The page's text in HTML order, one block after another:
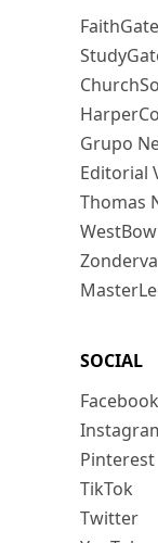
Grupo
Editorial
Thomas
SOCIAL
Facebook
Pinterest
TikTok
Twitter